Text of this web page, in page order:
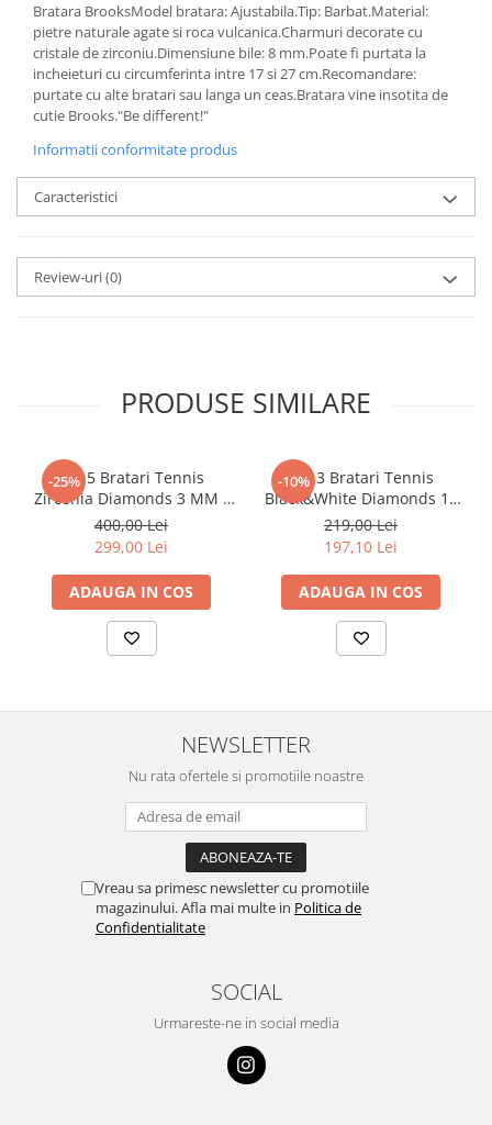
Bratara BrooksModel bratara: Ajustabila.Tip: Barbat.Material:
pietre naturale agate si roca vulcanica.Charmuri decorate cu
cristale de zirconiu.Dimensiune bile: 8 mm.Poate fi purtata la
incheieturi cu circumferinta intre 17 si 27 cm.Recomandare:
purtate cu alte bratari sau langa un ceas.Bratara vine insotita de
cutie Brooks."Be different!"
Informatii conformitate produs
Caracteristici
Review-uri(0)
PRODUSE SIMILARE
-25%
Set 5 Bratari Tennis
Zirconia Diamonds 3 MM /
19.5 CM
400,00 Lei
299,00 Lei
ADAUGA IN COS
-10%
Set 3 Bratari Tennis
Black&White Diamonds 19
CM
219,00 Lei
197,10 Lei
ADAUGA IN COS
NEWSLETTER
Nu rata ofertele si promotiile noastre
Vreau sa primesc newsletter cu promotiile
magazinului. Afla mai multe in Politica de
Confidentialitate
SOCIAL
Urmareste-ne in social media